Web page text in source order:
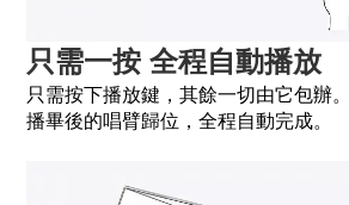
只需一按 全程自動播放
只需按下播放鍵，其餘一切由它包辦
播畢後的唱臂歸位，全程自動完成。